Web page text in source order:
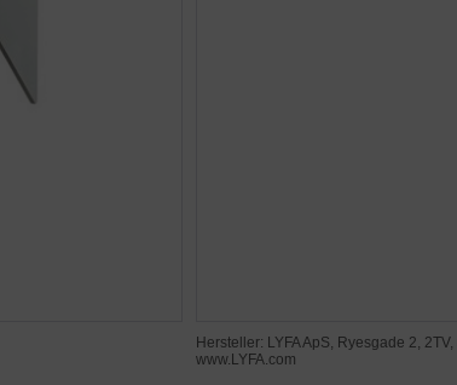
Hersteller: LYFA ApS, Ryesgade 2,
www.LYFA.com